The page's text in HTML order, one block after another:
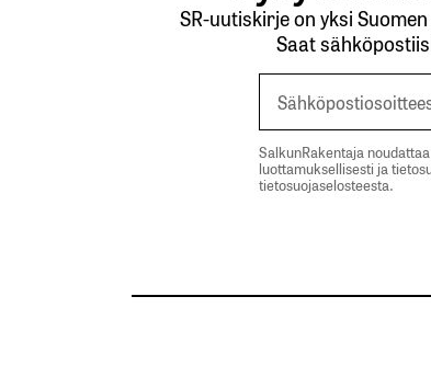
SR-uutiskirje on yksi
Saat
SalkunRakentaja
luottamuksellisesti ja
tietosuojaselosteesta.